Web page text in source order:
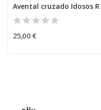
Avental cruzado Idosos R
25,00 €